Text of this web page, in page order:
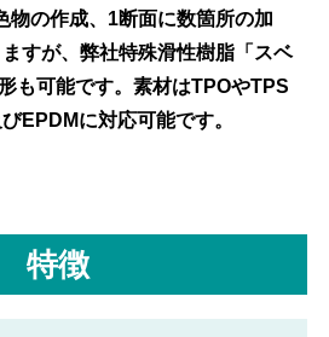
物の作成、1断面に数箇所の加
すが、弊社特殊滑性樹脂「スベ
も可能です。素材はTPOやTPS
EPDMに対応可能です。
特徴